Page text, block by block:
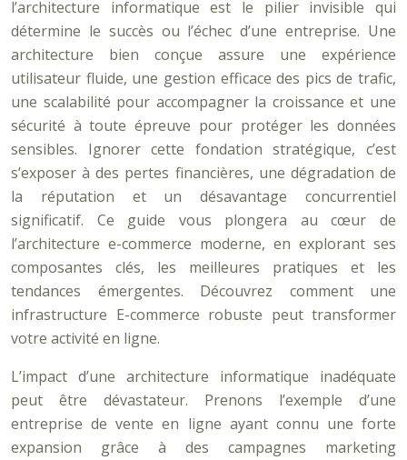
l’architecture informatique est le pilier invisible qui
détermine le succès ou l’échec d’une entreprise. Une
architecture bien conçue assure une expérience
utilisateur fluide, une gestion efficace des pics de trafic,
une scalabilité pour accompagner la croissance et une
sécurité à toute épreuve pour protéger les données
sensibles. Ignorer cette fondation stratégique, c’est
s’exposer à des pertes financières, une dégradation de
la réputation et un désavantage concurrentiel
significatif. Ce guide vous plongera au cœur de
l’architecture e-commerce moderne, en explorant ses
composantes clés, les meilleures pratiques et les
tendances émergentes. Découvrez comment une
infrastructure E-commerce robuste peut transformer
votre activité en ligne.
L’impact d’une architecture informatique inadéquate
peut être dévastateur. Prenons l’exemple d’une
entreprise de vente en ligne ayant connu une forte
expansion grâce à des campagnes marketing